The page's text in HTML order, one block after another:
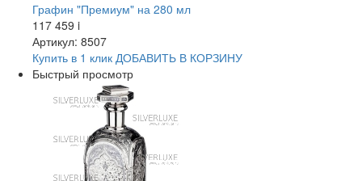
Графин "Премиум" на 280 мл
117 459 i
Артикул: 8507
Купить в 1 клик ДОБАВИТЬ В КОРЗИНУ
Быстрый просмотр